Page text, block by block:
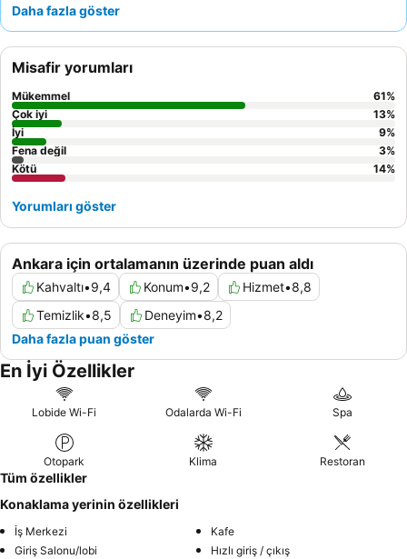
güler yüzlü ve ilgili personelin yanı sıra
bir deneyim için otele vardığınızda bir spa bakımı rezervasyonu
yaptırmayı düşünebilirsiniz.
Daha fazla göster
Ankara için ortalamanın üzerinde puan aldı
Kahvaltı•9,4 Konum•9,2 Hizmet•8,8
Temizlik•8,5 Deneyim•8,2
Daha fazla puan göster
Misafir yorumları
Mükemmel 61%
Çok iyi
13%
İyi
9%
Fena değil
3%
Kötü
14%
Yorumları göster
En İyi Özellikler
Lobide Wi-Fi Odalarda Wi-Fi Spa
Otopark Klima Restoran
Tüm özellikler
Konaklama yerinin özellikleri
İş Merkezi
Kafe
Giriş Salonu/lobi
Hızlı giriş / çıkış